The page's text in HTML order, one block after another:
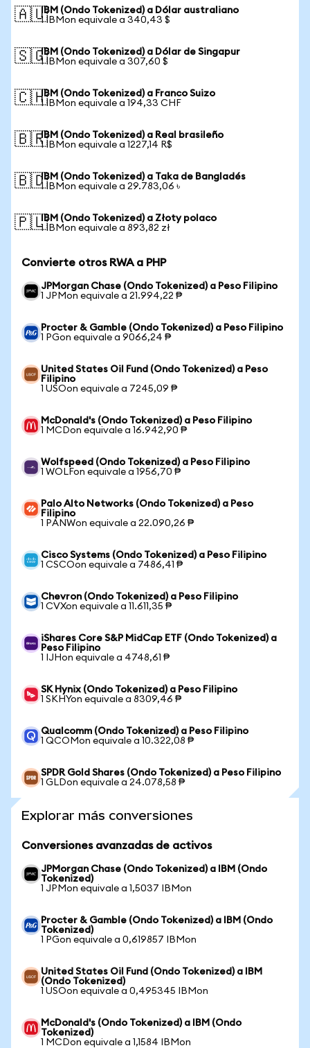
🇦🇺IBM (Ondo Tokenized) a Dólar australiano
1 IBMon equivale a 340,43 $
🇸🇬IBM (Ondo Tokenized) a Dólar de Singapur
1 IBMon equivale a 307,60 $
🇨🇭IBM (Ondo Tokenized) a Franco Suizo
1 IBMon equivale a 194,33 CHF
🇧🇷IBM (Ondo Tokenized) a Real brasileño
1 IBMon equivale a 1227,14 R$
🇧🇩IBM (Ondo Tokenized) a Taka de Bangladés
1 IBMon equivale a 29.783,06 ৳
🇵🇱IBM (Ondo Tokenized) a Złoty polaco
1 IBMon equivale a 893,82 zł
Convierte otros RWA a PHP
JPMorgan Chase (Ondo Tokenized) a Peso Filipino
1 JPMon equivale a 21.994,22 ₱
Procter & Gamble (Ondo Tokenized) a Peso Filipino
1 PGon equivale a 9066,24 ₱
United States Oil Fund (Ondo Tokenized) a Peso
Filipino
1 USOon equivale a 7245,09 ₱
McDonald's (Ondo Tokenized) a Peso Filipino
1 MCDon equivale a 16.942,90 ₱
Wolfspeed (Ondo Tokenized) a Peso Filipino
1 WOLFon equivale a 1956,70 ₱
Palo Alto Networks (Ondo Tokenized) a Peso
Filipino
1 PANWon equivale a 22.090,26 ₱
Cisco Systems (Ondo Tokenized) a Peso Filipino
1 CSCOon equivale a 7486,41 ₱
Chevron (Ondo Tokenized) a Peso Filipino
1 CVXon equivale a 11.611,35 ₱
iShares Core S&P MidCap ETF (Ondo Tokenized) a
Peso Filipino
1 IJHon equivale a 4748,61 ₱
SK Hynix (Ondo Tokenized) a Peso Filipino
1 SKHYon equivale a 8309,46 ₱
Qualcomm (Ondo Tokenized) a Peso Filipino
1 QCOMon equivale a 10.322,08 ₱
SPDR Gold Shares (Ondo Tokenized) a Peso Filipino
1 GLDon equivale a 24.078,58 ₱
Explorar más conversiones
Conversiones avanzadas de activos
JPMorgan Chase (Ondo Tokenized) a IBM (Ondo
Tokenized)
1 JPMon equivale a 1,5037 IBMon
Procter & Gamble (Ondo Tokenized) a IBM (Ondo
Tokenized)
1 PGon equivale a 0,619857 IBMon
United States Oil Fund (Ondo Tokenized) a IBM
(Ondo Tokenized)
1 USOon equivale a 0,495345 IBMon
McDonald's (Ondo Tokenized) a IBM (Ondo
Tokenized)
1 MCDon equivale a 1,1584 IBMon